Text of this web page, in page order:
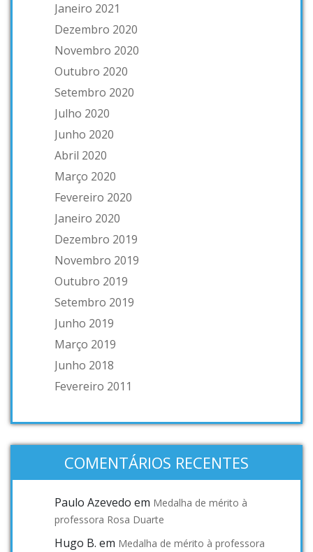
Janeiro 2021
Dezembro 2020
Novembro 2020
Outubro 2020
Setembro 2020
Julho 2020
Junho 2020
Abril 2020
Março 2020
Fevereiro 2020
Janeiro 2020
Dezembro 2019
Novembro 2019
Outubro 2019
Setembro 2019
Junho 2019
Março 2019
Junho 2018
Fevereiro 2011
COMENTÁRIOS RECENTES
Paulo Azevedo em Medalha de mérito à
professora Rosa Duarte
Hugo B. em Medalha de mérito à professora